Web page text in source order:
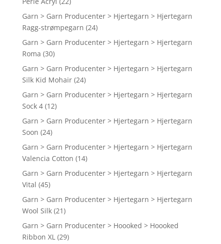
Garn > Garn Producenter > Hjertegarn > Hjertegarn
Ragg-strømpegarn (24)
Garn > Garn Producenter > Hjertegarn > Hjertegarn
Roma (30)
Garn > Garn Producenter > Hjertegarn > Hjertegarn
Silk Kid Mohair (24)
Garn > Garn Producenter > Hjertegarn > Hjertegarn
Sock 4 (12)
Garn > Garn Producenter > Hjertegarn > Hjertegarn
Soon (24)
Garn > Garn Producenter > Hjertegarn > Hjertegarn
Valencia Cotton (14)
Garn > Garn Producenter > Hjertegarn > Hjertegarn
Vital (45)
Garn > Garn Producenter > Hjertegarn > Hjertegarn
Wool Silk (21)
Garn > Garn Producenter > Hoooked > Hoooked
Ribbon XL (29)